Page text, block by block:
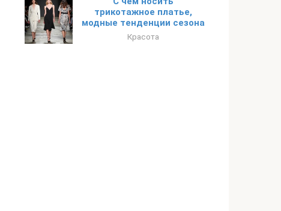
трикотажное платье,
модные тенденции сезона
Красота